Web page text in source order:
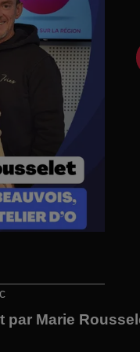
par Marie